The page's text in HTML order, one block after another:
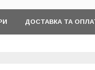
ДОСТАВКА ТА